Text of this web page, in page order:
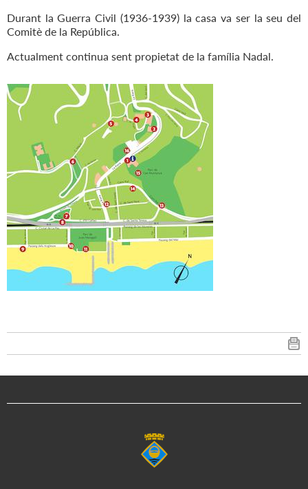
Durant la Guerra Civil (1936-1939) la casa va ser la seu del
Comitè de la República.
Actualment continua sent propietat de la família Nadal.